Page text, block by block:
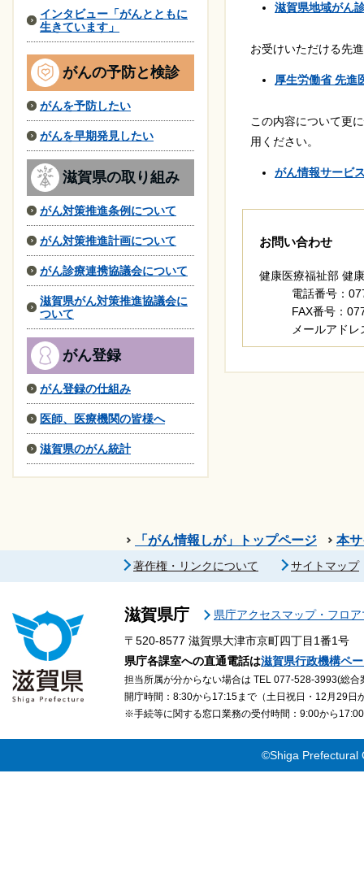
インタビュー「がんとともに
生きています」
がんの予防と検診
がんを予防したい
がんを早期発見したい
滋賀県の取り組み
がん対策推進条例について
がん対策推進計画について
がん診療連携協議会について
滋賀県がん対策推進協議会に
ついて
がん登録
がん登録の仕組み
医師、医療機関の皆様へ
滋賀県のがん統計
滋賀県地域がん
お受けいただける先
厚生労働省 先進
この内容について更
用ください。
がん情報サービ
お問い合わせ
健康医療福祉部 健
電話番号：
FAX番号：
メールアドレ
「がん情報しが」トップページ 本
著作権・リンクについて サイトマップ
滋賀県庁
県庁アクセスマップ・フロ
〒520-8577 滋賀県大津市京町四丁目1番1号
県庁各課室への直通電話は滋賀県行政機構ペ
担当所属が分からない場合は TEL 077-528-3993(総合
開庁時間：8:30から17:15まで（土日祝日・12月29日
※手続等に関する窓口業務の受付時間：9:00から
©Shiga Prefectural